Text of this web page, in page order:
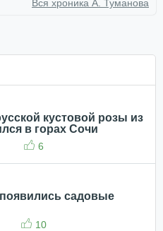
Вся хроника А. Туманова
кустовой розы из
в горах Сочи
6
садовые
10